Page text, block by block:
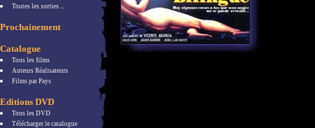
Toutes les sorties ...
Prochainement
Catalogue
Tous les films
Auteurs Réalisateurs
Films par Pays
Editions DVD
Tous les DVD
Télécharger le catalogue